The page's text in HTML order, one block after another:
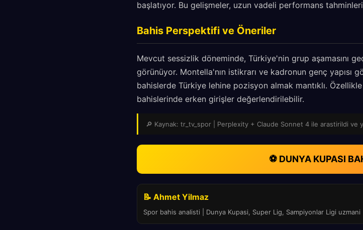
başlatıyor. Bu gelişmeler, uzun vadeli performans
Bahis Perspektifi ve Öneriler
Mevcut sessizlik döneminde, Türkiye'nin grup aşamasını
görünüyor. Montella'nın istikrarı ve kadronun genç yapısı
bahislerde Türkiye lehine pozisyon almak mantıklı.
bahislerinde erken girişler değerlendirilebilir.
🔎 Kaynak: tr_tv_spor | Perplexity + Claude Sonnet 4 ile arastirildi ve
⚽ DUNYA KUPASI
📝 Ahmet Yilmaz
Spor bahis analisti | Dunya Kupasi, Super Lig, Sampiyonlar Ligi uzmani